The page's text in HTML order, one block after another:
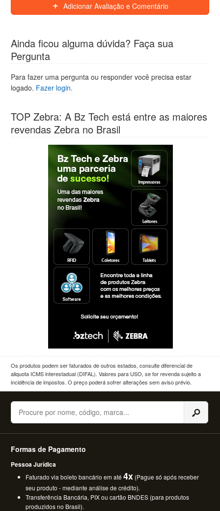
Adicionar Avaliação e Comentário
Ainda ficou alguma dúvida? Faça sua
Pergunta
Para fazer uma pergunta ou responder você precisa estar
logado. Fazer login.
TOP Zebra: A Bz Tech está entre as maiores
revendas Zebra no Brasil
Os produtos podem ser faturados de outros estados, consulte diferencial de
aliquota ICMS interestadual (DIFAL). Valores para USO, se for revenda sujeito a
incidência de impostos. O preço poderá sofrer alterações sem aviso prévio.
Buscar
Formas de Pagamento
Pessoa Jurídica
Faturado via boleto bancário em até4x (Pague só após receber
seu produto - mediante análise de crédito).
Transferência Bancária, PIX ou cartão BNDES (para produtos
produzidos no Brasil).